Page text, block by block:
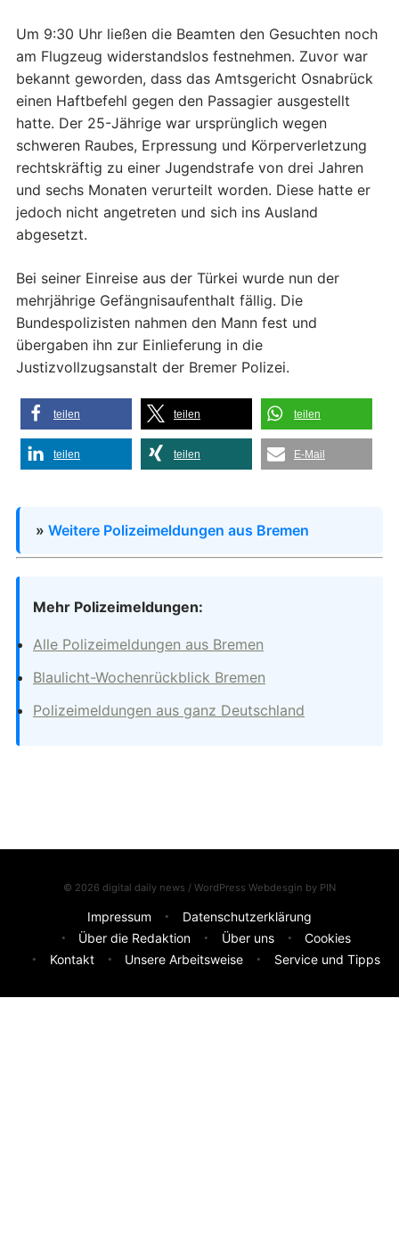
Um 9:30 Uhr ließen die Beamten den Gesuchten noch
am Flugzeug widerstandslos festnehmen. Zuvor war
bekannt geworden, dass das Amtsgericht Osnabrück
einen Haftbefehl gegen den Passagier ausgestellt
hatte. Der 25-Jährige war ursprünglich wegen
schweren Raubes, Erpressung und Körperverletzung
rechtskräftig zu einer Jugendstrafe von drei Jahren
und sechs Monaten verurteilt worden. Diese hatte er
jedoch nicht angetreten und sich ins Ausland
abgesetzt.
Bei seiner Einreise aus der Türkei wurde nun der
mehrjährige Gefängnisaufenthalt fällig. Die
Bundespolizisten nahmen den Mann fest und
übergaben ihn zur Einlieferung in die
Justizvollzugsanstalt der Bremer Polizei.
teilen teilen teilen
teilen teilen E-Mail
» Weitere Polizeimeldungen aus Bremen
Mehr Polizeimeldungen:
Alle Polizeimeldungen aus Bremen
Blaulicht-Wochenrückblick Bremen
Polizeimeldungen aus ganz Deutschland
© 2026 digital daily news / WordPress Webdesgin by PIN
Impressum
Datenschutzerklärung
Über die Redaktion
Über uns
Cookies
Kontakt
Unsere Arbeitsweise Service und Tipps